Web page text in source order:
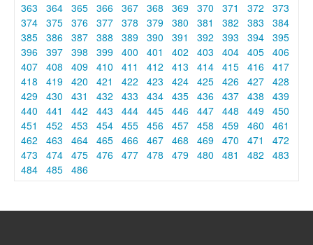
363
364 365 366 367 368 369 370 371 372
373
374 375 376 377 378 379 380 381 382 383
384
385 386 387 388 389 390 391 392 393 394 395
396 397 398 399 400 401 402 403 404 405 406
407 408 409 410 411 412 413 414 415 416 417
418
419 420 421 422 423 424 425 426 427 428
429 430 431 432 433 434 435 436 437 438
439
440
441 442 443 444 445 446 447 448 449 450
451
452 453 454 455 456 457 458 459 460
461
462
463 464 465 466 467 468 469 470 471
472
473
474 475 476 477 478 479 480 481 482
483
484 485 486